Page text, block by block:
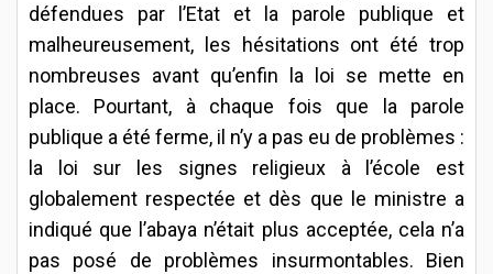
défendues par l’Etat et la parole publique et
malheureusement, les hésitations ont été trop
nombreuses avant qu’enfin la loi se mette en
place. Pourtant, à chaque fois que la parole
publique a été ferme, il n’y a pas eu de problèmes :
la loi sur les signes religieux à l’école est
globalement respectée et dès que le ministre a
indiqué que l’abaya n’était plus acceptée, cela n’a
pas posé de problèmes insurmontables. Bien